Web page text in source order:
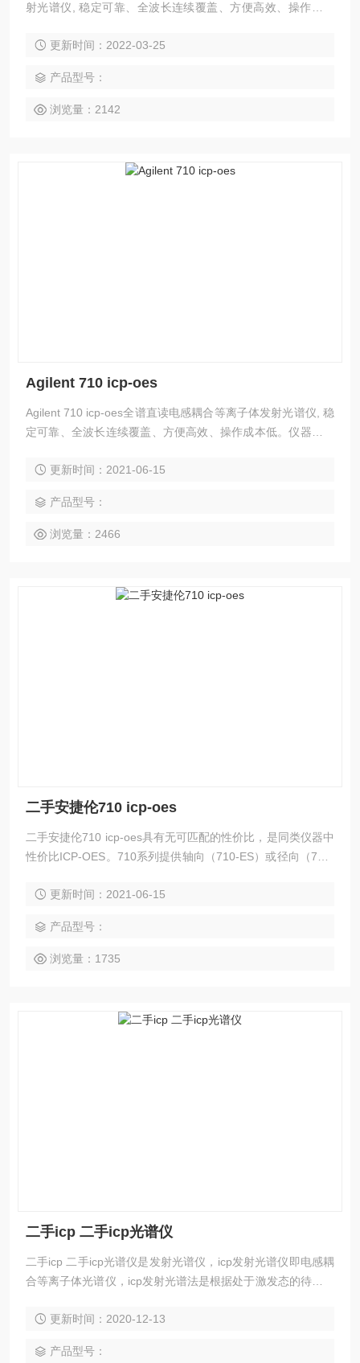
射光谱仪, 稳定可靠、全波长连续覆盖、方便高效、操作成本
仪，满足各行业的科研和生产分析过程,可方便的进行定性、半
的理想仪器。
更新时间：2022-03-25
产品型号：
浏览量：2142
Agilent 710 icp-oes
Agilent 710 icp-oes全谱直读电感耦合等离子体发射光谱仪, 稳
定可靠、全波长连续覆盖、方便高效、操作成本低。仪器为台
业的科研和生产分析过程,可方便的进行定性、半定量、精确定
更新时间：2021-06-15
产品型号：
浏览量：2466
二手安捷伦710 icp-oes
二手安捷伦710 icp-oes具有无可匹配的性价比，是同类仪器中
性价比ICP-OES。710系列提供轴向（710-ES）或径向（715-
品分析。优异的等离子体性能为基质复杂样品的分析提供有效
限；优秀的光学系保证仪器具有最佳的稳定性。
更新时间：2021-06-15
产品型号：
浏览量：1735
二手icp 二手icp光谱仪
二手icp 二手icp光谱仪是发射光谱仪，icp发射光谱仪即电感耦
合等离子体光谱仪，icp发射光谱法是根据处于激发态的待测元
法。icp发射光谱仪主要应用于无机元素的定性及定量分析。
更新时间：2020-12-13
产品型号：